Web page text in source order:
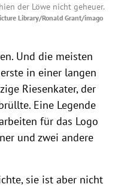
der Löwe nicht geheuer.
Library/Ronald Grant/imago
Und die meisten
in einer langen
Riesenkater, der
Eine Legende
für das Logo
und zwei andere
sie ist aber nicht